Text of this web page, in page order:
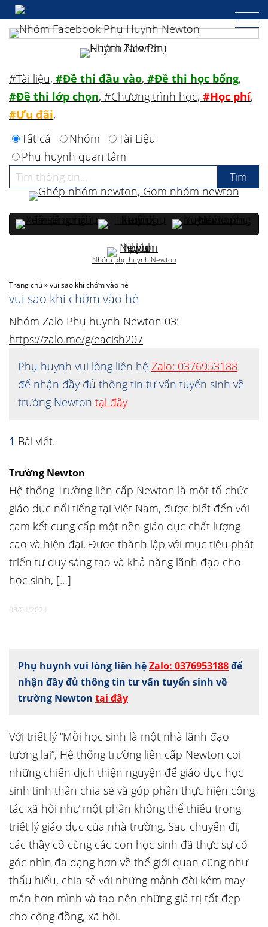
Trang chủ»vui sao khi chớm vào hè
vui sao khi chớm vào hè
Nhóm Zalo Phụ huynh Newton 03:
https://zalo.me/g/eacish207
Phụ huynh vui lòng liên hệ Zalo: 0376953188
để nhận đầy đủ thông tin tư vấn tuyển sinh về
trường Newton tại đây
1 Bài viết.
Trường Newton
Hệ thống Trường liên cấp Newton là một tổ chức
giáo dục nổi tiếng tại Việt Nam, được biết đến với
cam kết cung cấp một nền giáo dục chất lượng
cao và hiện đại. Được thành lập với mục tiêu phát
triển tư duy sáng tạo và khả năng lãnh đạo cho
học sinh, […]
08/04/2024
Phụ huynh vui lòng liên hệZalo: 0376953188để
nhận đầy đủ thông tin tư vấn tuyển sinh về
trường Newton tại đây
Với triết lý “Mỗi học sinh là một nhà lãnh đạo
tương lai”, Hệ thống trường liên cấp Newton coi
những chiến dịch thiện nguyện để giáo dục học
sinh tinh thần chia sẻ và góp phần thực hiện công
tác xã hội như một phần không thể thiếu trong
triết lý giáo dục của nhà trường. Sau chuyến đi,
các thầy cô cùng các con học sinh đã thực sự có
góc nhìn đa dạng hơn về thế giới quan cũng như
thấu hiểu, chia sẻ với những mảnh đời kém may
mắn hơn mình và tạo nên những giá trị tốt đẹp
cho cộng đồng, xã hội.
#Tài liệu, #Đề thi đầu vào, #Đề thi học bổng,
#Đề thi lớp chọn, #Chương trình học, #Học phí,
#Ưu đãi,
Tất cả
Nhóm
Tài Liệu
Phụ huynh quan tâm
Nhóm phụ huynh Newton